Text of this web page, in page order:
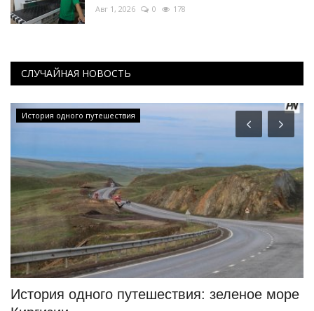
Авг 1, 2026 0 178
СЛУЧАЙНАЯ НОВОСТЬ
История одного путешествия
История одного путешествия: зеленое море